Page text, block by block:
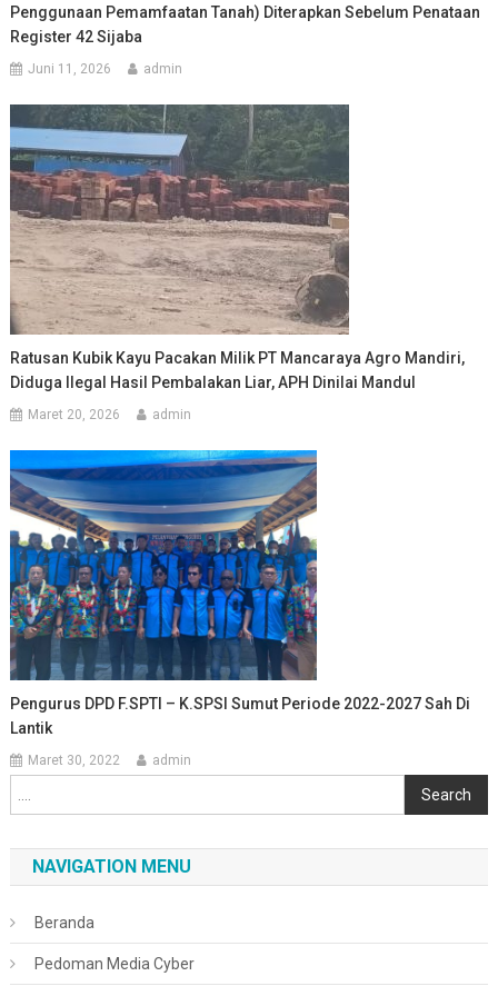
Penggunaan Pemamfaatan Tanah) Diterapkan Sebelum Penataan
Register 42 Sijaba
Juni 11, 2026 admin
Ratusan Kubik Kayu Pacakan Milik PT Mancaraya Agro Mandiri,
Diduga Ilegal Hasil Pembalakan Liar, APH Dinilai Mandul
Maret 20, 2026 admin
Pengurus DPD F.SPTI – K.SPSI Sumut Periode 2022-2027 Sah Di
Lantik
Maret 30, 2022 admin
Search
NAVIGATION MENU
Beranda
Pedoman Media Cyber